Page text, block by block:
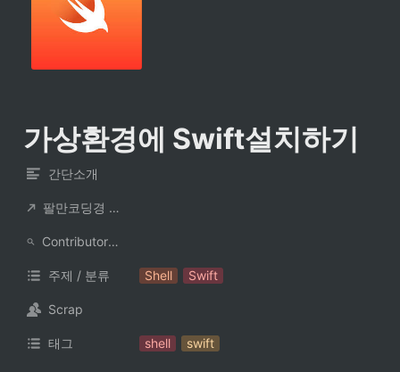
가상환경에 Swift설치하기
간단소개
팔만코딩경 컨트리뷰터
ContributorNotionAccount
주제 / 분류 Shell Swift
Scrap
태그 shell swift